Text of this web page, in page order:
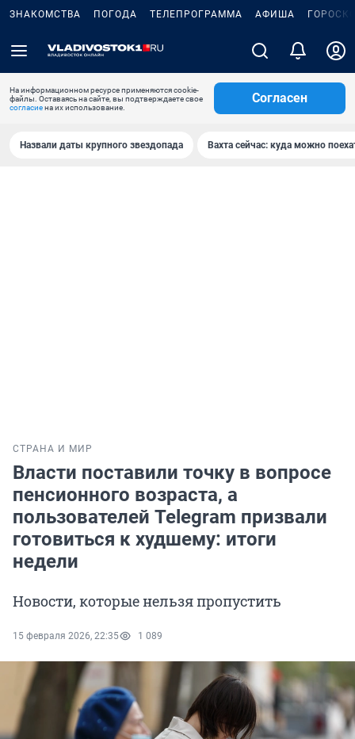
ЗНАКОМСТВА ПОГОДА ТЕЛЕПРОГРАММА АФИША
На информационном ресурсе применяются cookie-
файлы. Оставаясь на сайте, вы подтверждаете свое
согласиена их использование.
Согласен
Назвали даты крупного звездопада Вахта сейчас: куда можно
СТРАНА И МИР
Власти поставили точку в вопросе
пенсионного возраста, а
пользователей Telegram призвали
готовиться к худшему: итоги
недели
Новости, которые нельзя пропустить
15 февраля 2026, 22:35 1 089